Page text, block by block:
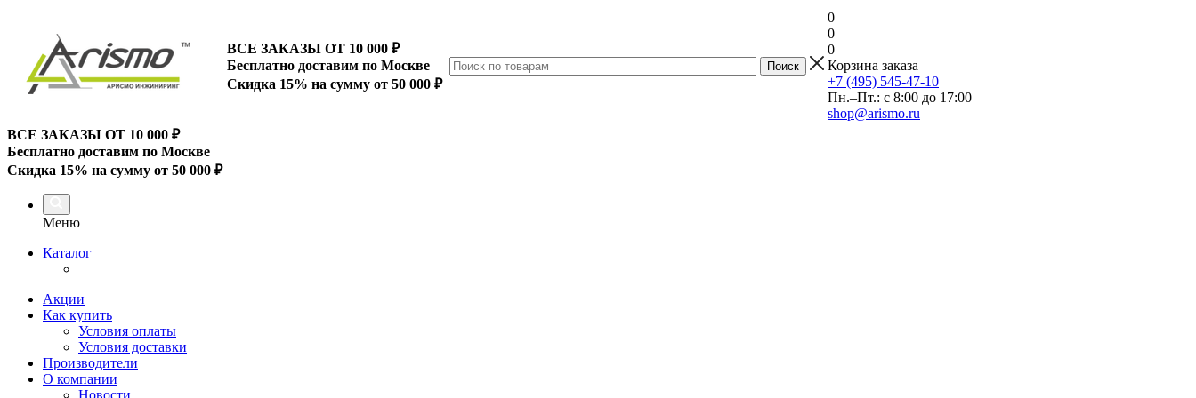
ВСЕ ЗАКАЗЫ ОТ 10 000 ₽
Бесплатно доставим по Москве
Скидка 15% на сумму от 50 000 ₽
0
0
0
Корзина заказа
+7 (495) 545-47-10
Пн.–Пт.: с 8:00 до 17:00
shop@arismo.ru
ВСЕ ЗАКАЗЫ ОТ 10 000 ₽
Бесплатно доставим по Москве
Скидка 15% на сумму от 50 000 ₽
Меню
Каталог
Акции
Как купить
Условия оплаты
Условия доставки
Производители
О компании
Новости